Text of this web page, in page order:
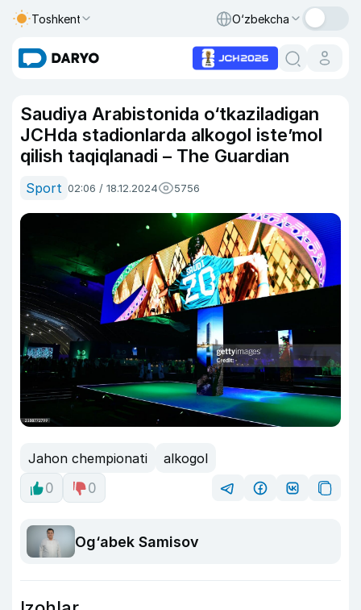
Toshkent O‘zbekcha
Saudiya Arabistonida o‘tkaziladigan
JCHda stadionlarda alkogol isteʼmol
qilish taqiqlanadi – The Guardian
Sport 02:06 / 18.12.2024 5756
Jahon chempionati
alkogol
0
0
Og‘abek Samisov